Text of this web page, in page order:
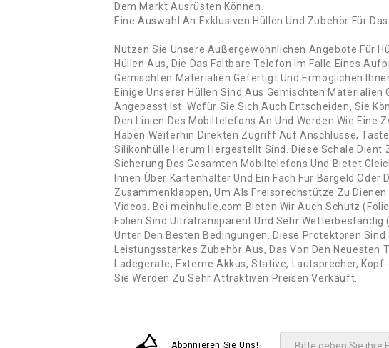
Dem Markt Ausrüsten Können.
Eine Auswahl An Exklusiven Hüllen Und Zubehör Für Das
Nutzen Sie Unsere Außergewöhnlichen Angebote Für
Hüllen Aus, Die Das Faltbare Telefon Im Falle Eines
Gemischten Materialien Gefertigt Und Ermöglichen
Einige Unserer Hüllen Sind Aus Gemischten
Angepasst Ist. Wofür Sie Sich Auch Entscheiden, Sie
Den Linien Des Mobiltelefons An Und Werden Wie Eine
Haben Weiterhin Direkten Zugriff Auf Anschlüsse,
Silikonhülle Herum Hergestellt Sind. Diese Schale
Sicherung Des Gesamten Mobiltelefons Und Bietet
Innen Über Kartenhalter Und Ein Fach Für Bargeld
Zusammenklappen, Um Als Freisprechstütze Zu
Videos. Bei meinhulle.com Bieten Wir Auch Schutz
Folien Sind Ultratransparent Und Sehr
Unter Den Besten Bedingungen. Diese Protektoren
Leistungsstarkes Zubehör Aus, Das Von Den
Ladegeräte, Externe Akkus, Stative, Lautsprecher,
Sie Werden Zu Sehr Attraktiven Preisen Verkauft.
Abonnieren Sie Uns!